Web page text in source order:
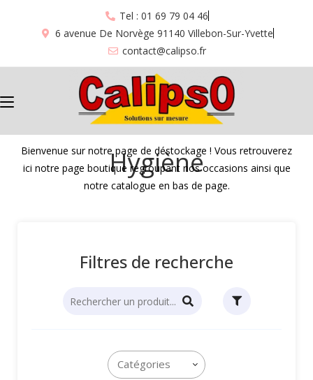
Tel : 01 69 79 04 46
6 avenue De Norvège 91140 Villebon-Sur-Yvette
contact@calipso.fr
Hygiène
Bienvenue sur notre page de déstockage ! Vous retrouverez
ici notre page boutique regroupant nos occasions ainsi que
notre catalogue en bas de page.
Filtres de recherche